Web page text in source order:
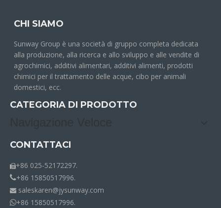
CHI SIAMO
Sunway Group è una società di gruppo completa dedicata
alla produzione, alla ricerca e allo sviluppo e alle vendite di
agrochimici, additivi alimentari, additivi alimenti, prodotti
chimici per il trattamento delle acque, cibo per animali
domestici, ecc.
CATEGORIA DI PRODOTTO
Navigazione Veloce
CONTATTACI
+86 025-52172297.
+86 15850517996.
 saleskaren@jysunway.com
+86 15850517996.